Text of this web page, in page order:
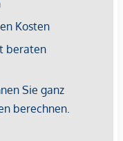
eine
erworben
sich daher zzgl.
möglicher